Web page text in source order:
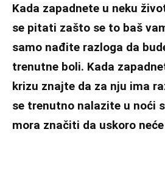
Kada zapadnete u neku
se pitati zašto se to baš
samo nađite razloga da
trenutne boli. Kada
krizu znajte da za nju ima
se trenutno nalazite u noći
mora značiti da uskoro